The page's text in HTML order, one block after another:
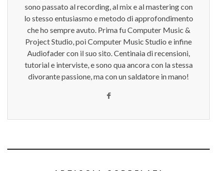
sono passato al recording, al mix e al mastering con
lo stesso entusiasmo e metodo di approfondimento
che ho sempre avuto. Prima fu Computer Music &
Project Studio, poi Computer Music Studio e infine
Audiofader con il suo sito. Centinaia di recensioni,
tutorial e interviste, e sono qua ancora con la stessa
divorante passione, ma con un saldatore in mano!